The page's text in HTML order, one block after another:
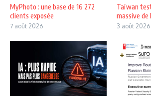
MyPhoto : une base de 16 272
clients exposée
7 août 2026
Taïwan
massive de
3 août 2026